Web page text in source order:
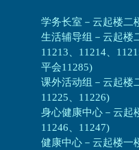
学务长室－云起楼二
生活辅导组 － 云起楼
11213、11214、
平会11285)
课外活动组 － 云起楼
11225、11226)
身心健康中心 － 云起
11246、11247)
健康中心－ 云起楼一